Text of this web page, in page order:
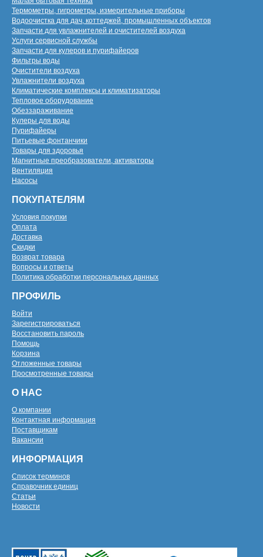
Термометры, гигрометры, измерительные приборы
Водоочистка для дач, коттеджей, промышленных объектов
Запчасти для увлажнителей и очистителей воздуха
Услуги сервисной службы
Запчасти для кулеров и пурифайеров
Фильтры воды
Очистители воздуха
Увлажнители воздуха
Климатические комплексы и климатизаторы
Тепловое оборудование
Обеззараживание
Кулеры для воды
Пурифайеры
Питьевые фонтанчики
Товары для здоровья
Магнитные преобразователи, активаторы
Вентиляция
Насосы
ПОКУПАТЕЛЯМ
Условия покупки
Оплата
Доставка
Скидки
Возврат товара
Вопросы и ответы
Политика обработки персональных данных
ПРОФИЛЬ
Войти
Зарегистрироваться
Восстановить пароль
Помощь
Корзина
Отложенные товары
Просмотренные товары
О НАС
О компании
Контактная информация
Поставщикам
Вакансии
ИНФОРМАЦИЯ
Список терминов
Справочник единиц
Статьи
Новости